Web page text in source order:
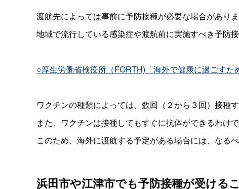
渡航先によっては事前に予防接種が必要な場合がありま
地域で流行している感染症や渡航前に実施すべき予防
○厚生労働省検疫所（FORTH)「海外で健康に過ごすた
ワクチンの種類によっては、数回（２から３回）接種
また、ワクチンは接種してもすぐに抗体ができるわけで
このため、海外に渡航する予定がある場合には、なる
浜田市や江津市でも予防接種が受ける